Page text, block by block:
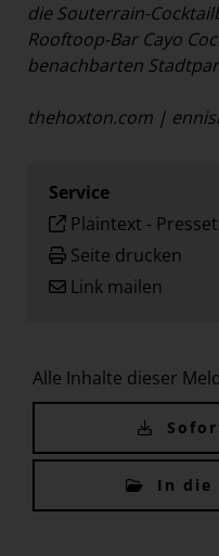
die Souterrain-
Rooftoop-Bar Cayo
benachbarten
thehoxton.com |
Service
Plaintext -
Seite drucken
Link mailen
Alle Inhalte dieser
In die